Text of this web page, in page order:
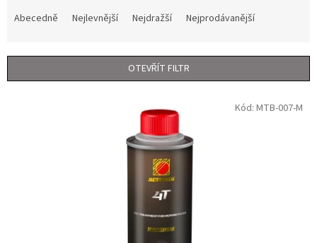
í
Abecedně Nejlevnější Nejdražší Nejprodávanější
OTEVŘÍT FILTR
Kód: MTB-007-M